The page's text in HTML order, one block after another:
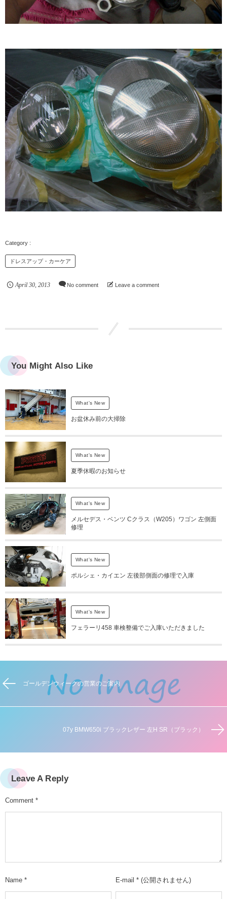
ドレスアップ・カーケア
April 30, 2013 No comment Leave a comment
You Might Also Like
What's New
お盆休み前の大掃除
What's New
夏季休暇のお知らせ
What's New
メルセデス・ベンツ Cクラス（W205）ワゴン 左側面
修理
What's New
ポルシェ・カイエン 左後部側面の修理で入庫
What's New
フェラーリ458 車検整備でご入庫いただきました
ゴールデンウィークの営業のご案内
07y BMW650i ブラックレザー 左H SR（ブラック）
Leave A Reply
Comment *
Name * E-mail * (公開されません)